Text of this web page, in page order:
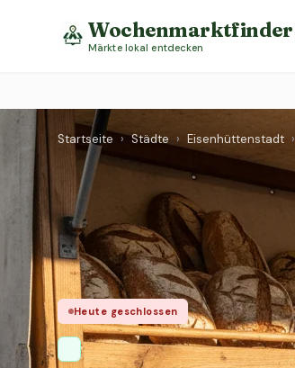
Wochenmarktfinder
Märkte lokal entdecken
Startseite › Städte › Eisenhüttenstadt ›
Heute geschlossen